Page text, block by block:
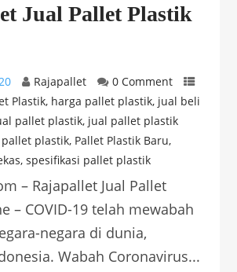
Jual Pallet Plastik
Rajapallet
0 Comment
Plastik, harga pallet plastik, jual beli
pallet plastik, jual pallet plastik
plastik, Pallet Plastik Baru,
, spesifikasi pallet plastik
– Rajapallet Jual Pallet
– COVID-19 telah mewabah
negara di dunia,
Wabah Coronavirus...